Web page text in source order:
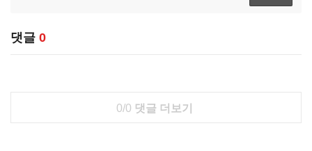
댓글 0
0/0 댓글 더보기